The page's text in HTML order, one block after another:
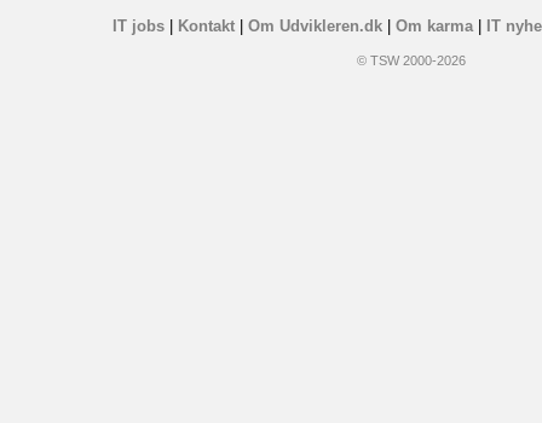
IT jobs| Kontakt| Om Udvikleren.dk| Om karma| IT
© TSW 2000-2026